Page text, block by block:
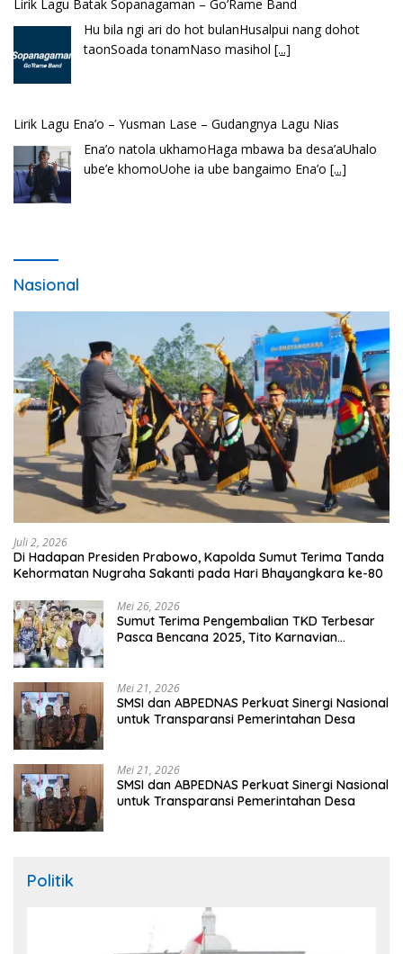
Lirik Lagu Batak Sopanagaman – Go’Rame Band
Hu bila ngi ari do hot bulanHusalpui nang dohot
taonSoada tonamNaso masihol [...]
Lirik Lagu Ena’o – Yusman Lase – Gudangnya Lagu Nias
Ena’o natola ukhamoHaga mbawa ba desa’aUhalo
ube’e khomoUohe ia ube bangaimo Ena’o [...]
Nasional
Juli 2, 2026
Di Hadapan Presiden Prabowo, Kapolda Sumut Terima Tanda
Kehormatan Nugraha Sakanti pada Hari Bhayangkara ke-80
Mei 26, 2026
Sumut Terima Pengembalian TKD Terbesar
Pasca Bencana 2025, Tito Karnavian
Mei 21, 2026
SMSI dan ABPEDNAS Perkuat Sinergi Nasional
untuk Transparansi Pemerintahan Desa
Mei 21, 2026
SMSI dan ABPEDNAS Perkuat Sinergi Nasional
untuk Transparansi Pemerintahan Desa
Politik